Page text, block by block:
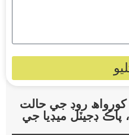
روڊ جي حالت
پاڪ ڊجيٽل ميڊيا جي